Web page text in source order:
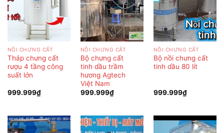
NỒI CHƯNG CẤT
Tháp chưng cất
rượu 4 tầng công
suất lớn
999.999₫
NỒI CHƯNG CẤT
Bộ chưng cất
tinh dầu trầm
hương Agtech
Việt Nam
999.999₫
NỒI CHƯNG CẤT
Bộ nồi chưng cất
tinh dầu 80 lít
999.999₫